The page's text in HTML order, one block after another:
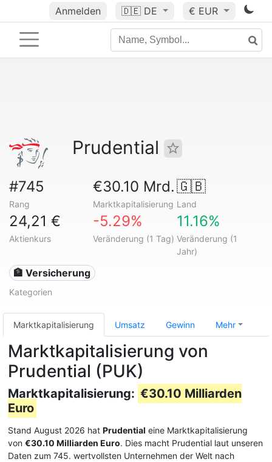
Anmelden 🇩🇪 DE € EUR
Prudential
#745
Rang
€30.10 Mrd.
Marktkapitalisierung
🇬🇧
Land
24,21 €
Aktienkurs
-5.29%
Veränderung (1 Tag)
11.16%
Veränderung (1
Jahr)
🏦 Versicherung
Kategorien
Marktkapitalisierung Umsatz Gewinn Mehr
Marktkapitalisierung von
Prudential (PUK)
Marktkapitalisierung: €30.10 Milliarden
Euro
Stand August 2026 hat Prudential eine Marktkapitalisierung
von €30.10 Milliarden Euro. Dies macht Prudential laut unseren
Daten zum 745. wertvollsten Unternehmen der Welt nach